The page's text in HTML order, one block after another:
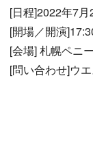
[日程]2022年7月
[開場／開演
[会場] 札幌ペニ
[問い合わせ]